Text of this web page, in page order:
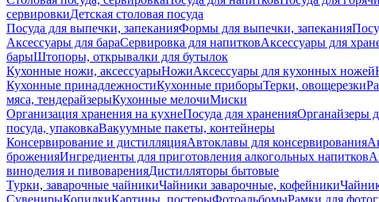
сервировкиДетская столовая посуда
Посуда для выпечки, запеканияФормы для выпечки, запекания
Аксессуары для бараСервировка для напитковАксессуары для
барыШтопоры, открывалки для бутылок
Кухонные ножи, аксессуарыНожиАксессуары для кухонных ножей
Кухонные принадлежностиКухонные приборыТерки, овощерезки
мяса, тендерайзерыКухонные мелочиМиски
Организация хранения на кухнеПосуда для храненияОрганайзеры
посуда, упаковкаВакуумные пакеты, контейнеры
Консервирование и дистилляцияАвтоклавы для консервирования
броженияИнгредиенты для приготовления алкогольных напитков
виноделия и пивоваренияДистилляторы бытовые
Турки, заварочные чайникиЧайники заварочные, кофейники
СувенирыКопилкиКартины, постерыФотоальбомыРамки для